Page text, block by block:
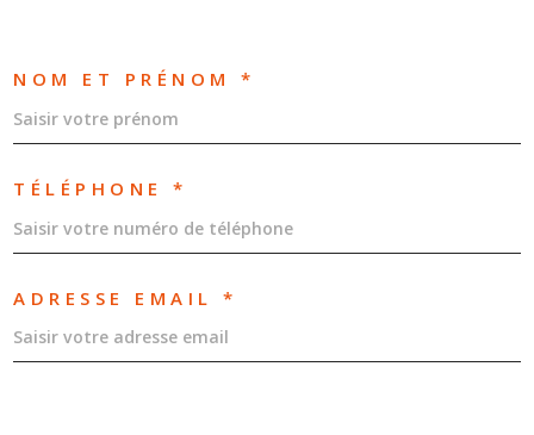
NOM ET PRÉNOM *
TÉLÉPHONE *
ADRESSE EMAIL *